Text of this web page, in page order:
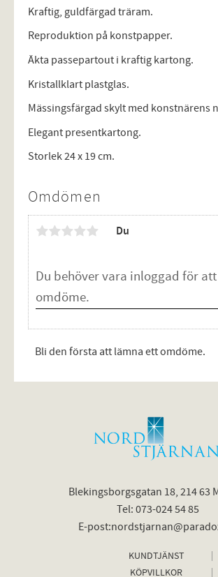
Kraftig, guldfärgad träram.
Reproduktion på konstpapper.
Äkta passepartout i kraftig kartong.
Kristallklart plastglas.
Mässingsfärgad skylt med konstnärens
Elegant presentkartong.
Storlek 24 x 19 cm.
Omdömen
Du
Bli den första att lämna ett omdöme.
Blekingsborgsgatan 18, 214 63
Tel: 073-024 54 85
E-
KUNDTJÄNST
KÖPVILLKOR